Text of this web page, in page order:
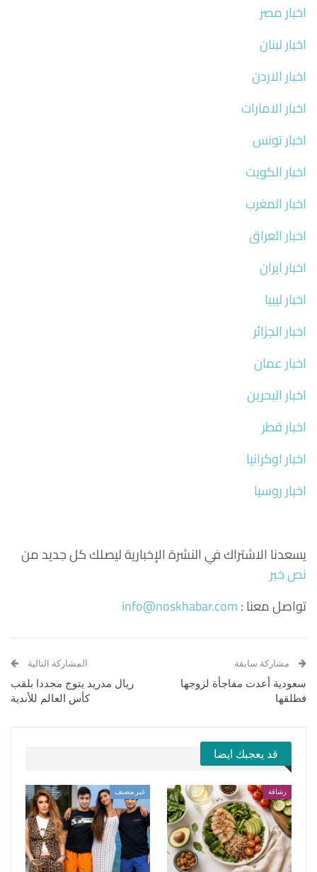
اخبار مصر
اخبار لبنان
اخبار الاردن
اخبار الامارات
اخبار تونس
اخبار الكويت
اخبار المغرب
اخبار العراق
اخبار ايران
اخبار ليبيا
اخبار الجزائر
اخبار عمان
اخبار البحرين
اخبار قطر
اخبار اوكرانيا
اخبار روسيا
يسعدنا الاشتراك في النشرة الإخبارية ليصلك كل جديد من
نص خبر
تواصل معنا :info@noskhabar.com
مشاركة سابقة
سعودية أعدت مفاجأة لزوجها
فطلقها
المشاركة التالية
ريال مدريد يتوج مجددا بلقب
كأس العالم للأندية
قد يعجبك ايضا
رشاقة غير مصنف